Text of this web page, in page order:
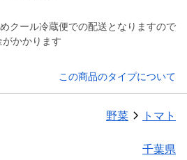
クール冷蔵便での配送となりますので
かかります
この商品のタイプについて
野菜 トマト
千葉県